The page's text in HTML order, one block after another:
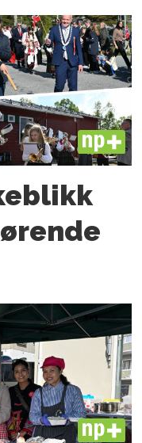
PLUS
PLUS